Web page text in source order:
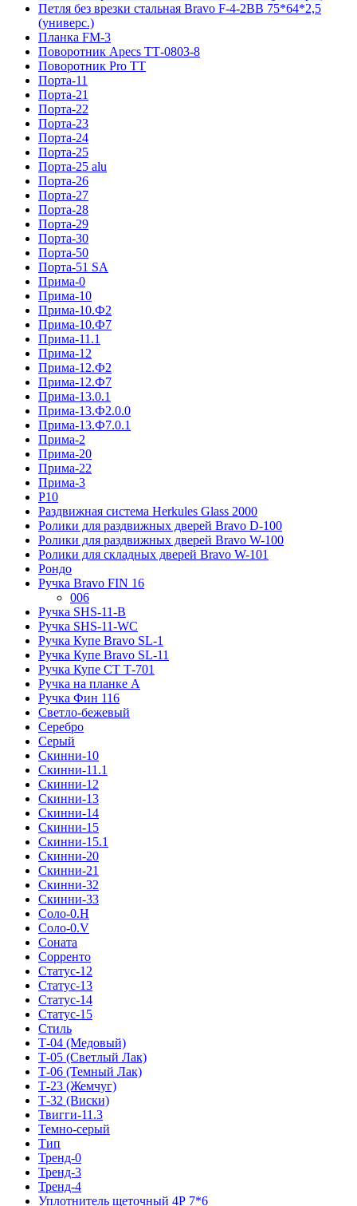
Петля без врезки стальная Bravo F-4-2BB 75*64*2,5
(универс.)
Планка FM-3
Поворотник Apecs ТТ-0803-8
Поворотник Pro TT
Порта-11
Порта-21
Порта-22
Порта-23
Порта-24
Порта-25
Порта-25 alu
Порта-26
Порта-27
Порта-28
Порта-29
Порта-30
Порта-50
Порта-51 SA
Прима-0
Прима-10
Прима-10.Ф2
Прима-10.Ф7
Прима-11.1
Прима-12
Прима-12.Ф2
Прима-12.Ф7
Прима-13.0.1
Прима-13.Ф2.0.0
Прима-13.Ф7.0.1
Прима-2
Прима-20
Прима-22
Прима-3
Р10
Раздвижная система Herkules Glass 2000
Ролики для раздвижных дверей Bravo D-100
Ролики для раздвижных дверей Bravo W-100
Ролики для складных дверей Bravo W-101
Рондо
Ручка Bravo FIN 16
006
Ручка SHS-11-B
Ручка SHS-11-WC
Ручка Купе Bravo SL-1
Ручка Купе Bravo SL-11
Ручка Купе СТ Т-701
Ручка на планке А
Ручка Фин 116
Светло-бежевый
Серебро
Серый
Скинни-10
Скинни-11.1
Скинни-12
Скинни-13
Скинни-14
Скинни-15
Скинни-15.1
Скинни-20
Скинни-21
Скинни-32
Скинни-33
Соло-0.H
Соло-0.V
Соната
Сорренто
Статус-12
Статус-13
Статус-14
Статус-15
Стиль
Т-04 (Медовый)
Т-05 (Светлый Лак)
Т-06 (Темный Лак)
Т-23 (Жемчуг)
Т-32 (Виски)
Твигги-11.3
Темно-серый
Тип
Тренд-0
Тренд-3
Тренд-4
Уплотнитель щеточный 4Р 7*6